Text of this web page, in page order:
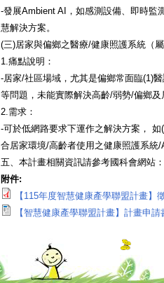
-發展Ambient AI，如感測設備、即時監
慧解決方案。
(三)居家與偏鄉之醫療/健康照護系統（
1.痛點說明：
-居家/社區場域，尤其是偏鄉常面臨(1)
等問題，未能實際解決高齡/弱勢/偏鄉
2.需求：
-可於低網路要求下運作之解決方案，
合居家環境/高齡者使用之健康照護系統
五、本計畫相關資訊請參考國科會網站
附件:
【115年度智慧健康產學聯盟計畫】
【智慧健康產學聯盟計畫】計畫申